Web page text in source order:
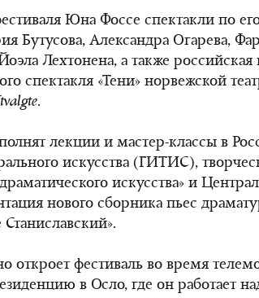
Юна Фоссе спектакли по
Бутусова, Александра Огарева,
Лехтонена, а также
спектакля «Тени» норвежской
.
лекции и мастер-классы в
искусства (ГИТИС),
искусства» и
нового сборника пьес
Станиславский».
откроет фестиваль во время
в Осло, где он работает